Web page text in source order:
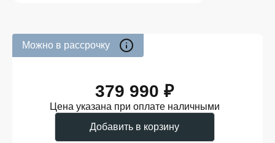
Можно в рассрочку
379 990 ₽
Цена указана при оплате наличными
Добавить в корзину